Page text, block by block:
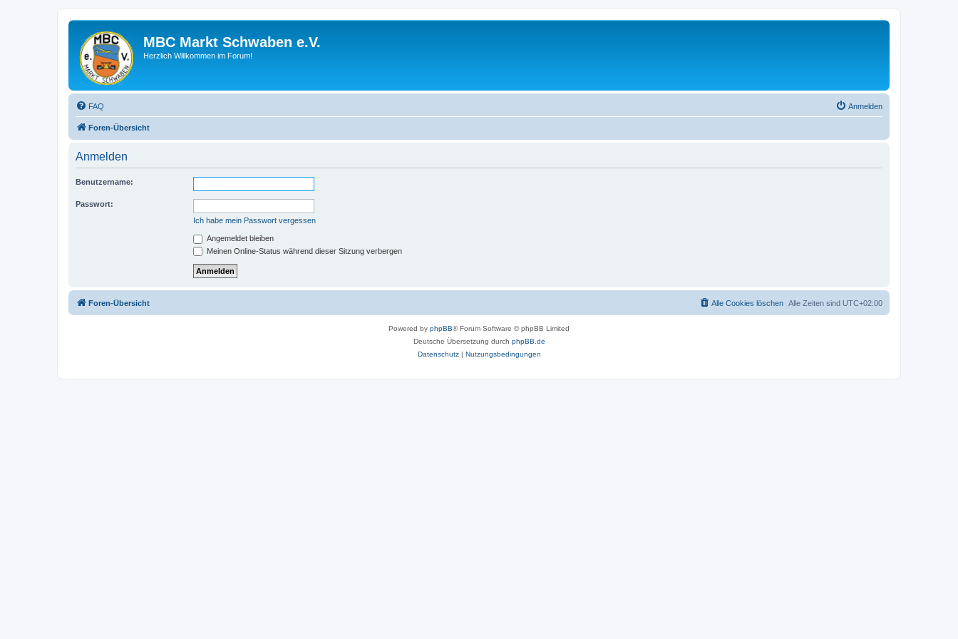
MBC Markt Schwaben e.V.
Herzlich Willkommen im Forum!
FAQ Anmelden
Foren-Übersicht
Anmelden
Benutzername:
Passwort:
Ich habe mein Passwort vergessen
Angemeldet bleiben
Meinen Online-Status während dieser Sitzung verbergen
Foren-Übersicht Alle Zeiten sind UTC+02:00
Alle Cookies löschen
Powered by phpBB® Forum Software © phpBB Limited
Deutsche Übersetzung durch phpBB.de
Datenschutz| Nutzungsbedingungen